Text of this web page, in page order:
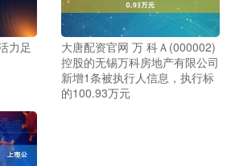
力足
大唐配资官网 万 科Ａ(000002)
控股的无锡万科房地产有限公司
新增1条被执行人信息，执行标
的100.93万元